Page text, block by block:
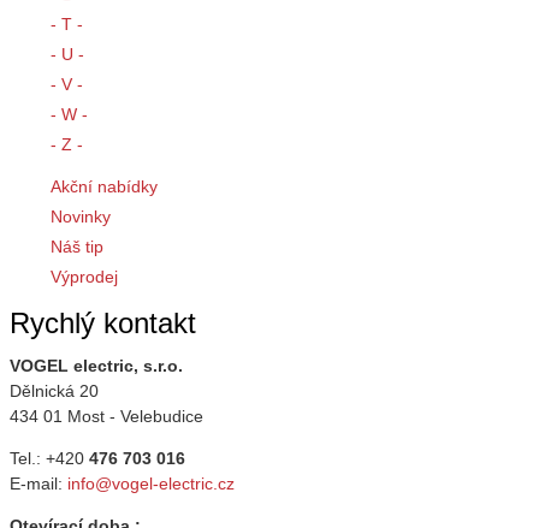
- T -
- U -
- V -
- W -
- Z -
Akční nabídky
Novinky
Náš tip
Výprodej
Rychlý kontakt
VOGEL electric, s.r.o.
Dělnická 20
434 01 Most - Velebudice
Tel.: +420 476 703 016
E-mail: info@vogel-electric.cz